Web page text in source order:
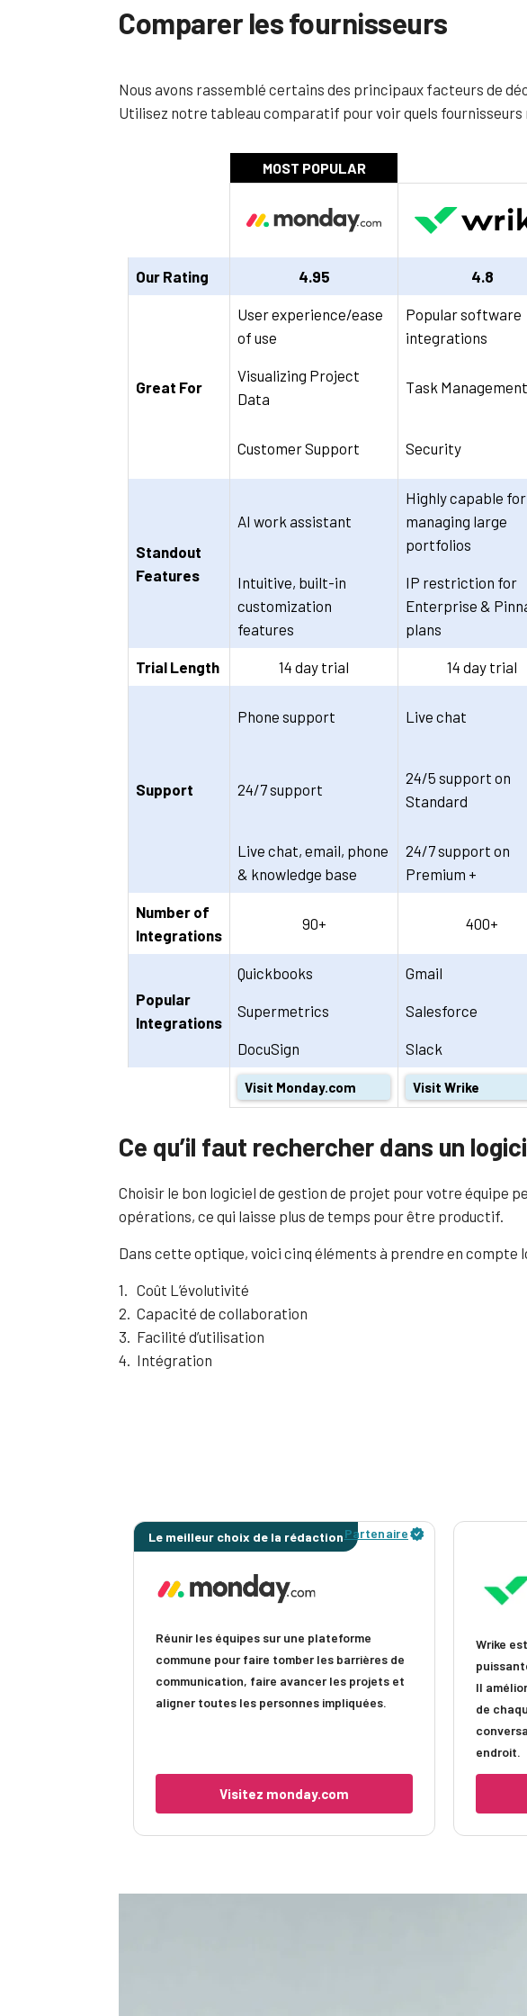
Comparer les fournisseurs
Nous avons rassemblé certains des principaux facteurs de
Utilisez notre tableau comparatif pour voir quels fournisseurs
Our Rating 4.95 4.8
Great For
User experience/ease
of use
Popular software
integrations
Visualizing Project
Data
Task Management
Customer Support Security
Standout
Features
AI work assistant
Highly capable for
managing large
portfolios
Intuitive, built-in
customization
features
IP restriction for
Enterprise &
plans
Trial Length 14 day trial 14 day trial
Support
Phone support Live chat
24/7 support
24/5 support on
Standard
Live chat, email, phone
& knowledge base
24/7 support on
Premium +
Number of
Integrations
90+ 400+
Popular
Integrations
Quickbooks Gmail
Supermetrics Salesforce
DocuSign Slack
Visit Monday.com Visit Wrike
Ce qu’il faut rechercher dans un
Choisir le bon logiciel de gestion de projet pour votre équipe
opérations, ce qui laisse plus de temps pour être productif.
Dans cette optique, voici cinq éléments à prendre en compte
Coût L’évolutivité
Capacité de collaboration
Facilité d’utilisation
Intégration
Le meilleur choix de la rédactionPartenaire
Réunir les équipes sur une plateforme
commune pour faire tomber les barrières de
communication, faire avancer les projets et
aligner toutes les personnes impliquées.
Visitez monday.com
Wrike
Il
de
endroit.